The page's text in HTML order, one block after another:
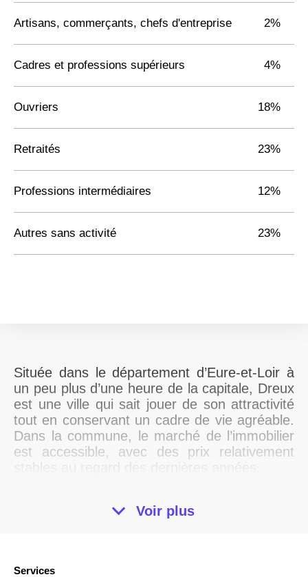
Artisans, commerçants, chefs d'entreprise 2%
Cadres et professions supérieurs 4%
Ouvriers 18%
Retraités 23%
Professions intermédiaires 12%
Autres sans activité 23%
Située dans le département d’Eure-et-Loir à
un peu plus d’une heure de la capitale, Dreux
est une ville qui sait jouer de son attractivité
tout en conservant un cadre de vie agréable.
Dans la commune, le marché de l’immobilier
est accessible, avec des prix relativement
stables au regard des dernières années.
Voir plus
Services